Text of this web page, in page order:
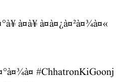
à¤à¥ à¤à¤¿à¤²à¤¾à¤«
#ChhatronKiGoonj